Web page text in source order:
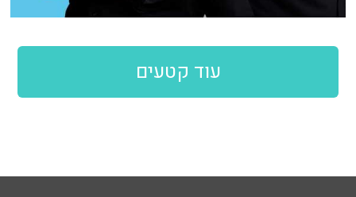
עוד קטעים